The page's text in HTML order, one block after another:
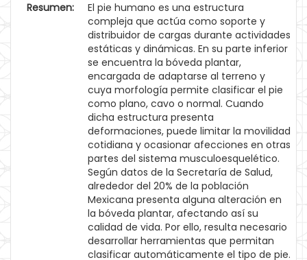
Resumen:
El pie humano es una estructura
compleja que actúa como soporte y
distribuidor de cargas durante actividades
estáticas y dinámicas. En su parte inferior
se encuentra la bóveda plantar,
encargada de adaptarse al terreno y
cuya morfología permite clasificar el pie
como plano, cavo o normal. Cuando
dicha estructura presenta
deformaciones, puede limitar la movilidad
cotidiana y ocasionar afecciones en otras
partes del sistema musculoesquelético.
Según datos de la Secretaría de Salud,
alrededor del 20% de la población
Mexicana presenta alguna alteración en
la bóveda plantar, afectando así su
calidad de vida. Por ello, resulta necesario
desarrollar herramientas que permitan
clasificar automáticamente el tipo de pie.